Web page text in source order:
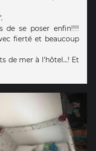
de se poser enfin!!!!
fierté et beaucoup
de mer à l'hôtel...! Et